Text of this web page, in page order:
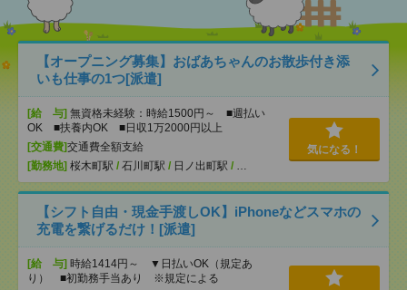
【オープニング募集】おばあちゃんのお散歩付き添
いも仕事の1つ[派遣]
[給 与] 無資格未経験：時給1500円～ ■週払い
OK ■扶養内OK ■日収1万2000円以上
[交通費]交通費全額支給
[勤務地] 桜木町駅 / 石川町駅 / 日ノ出町駅 / …
気になる！
【シフト自由・現金手渡しOK】iPhoneなどスマホの
充電を繋げるだけ！[派遣]
[給 与] 時給1414円～ ▼日払いOK（規定あ
り） ■初勤務手当あり ※規定による